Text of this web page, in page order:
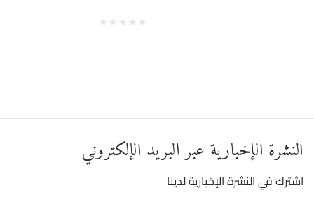
النشرة الإخبارية عبر البريد الإلكتروني
اشترك في النشرة الإخبارية لدينا